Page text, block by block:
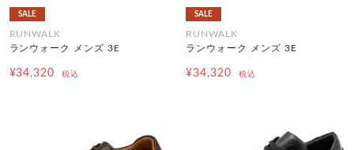
SALE
RUNWALK
ランウォーク メンズ 3E
¥34,320 税込
SALE
RUNWALK
ランウォーク メンズ 3E
¥34,320 税込